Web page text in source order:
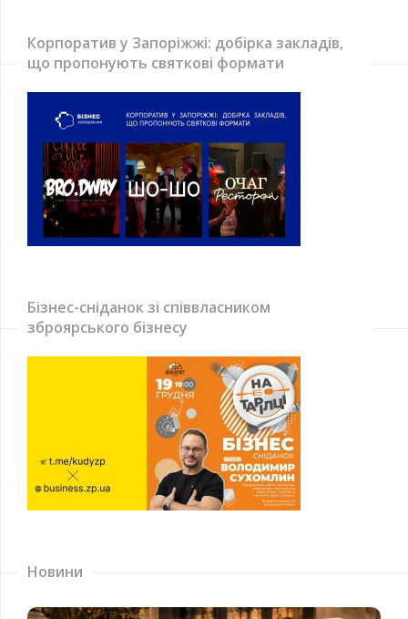
Корпоратив у Запоріжжі: добірка закладів,
що пропонують святкові формати
Бізнес-сніданок зі співвласником
зброярського бізнесу
Новини